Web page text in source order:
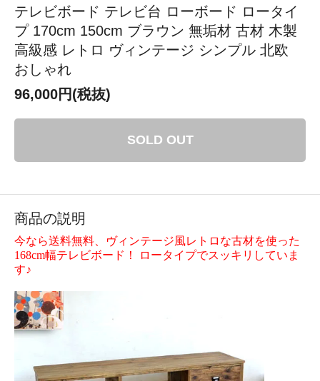
テレビボード テレビ台 ローボード ロータイ
プ 170cm 150cm ブラウン 無垢材 古材 木製
高級感 レトロ ヴィンテージ シンプル 北欧
おしゃれ
96,000円(税抜)
SOLD OUT
商品の説明
今なら送料無料、ヴィンテージ風レトロな古材を使った
168cm幅テレビボード！ ロータイプでスッキリしていま
す♪